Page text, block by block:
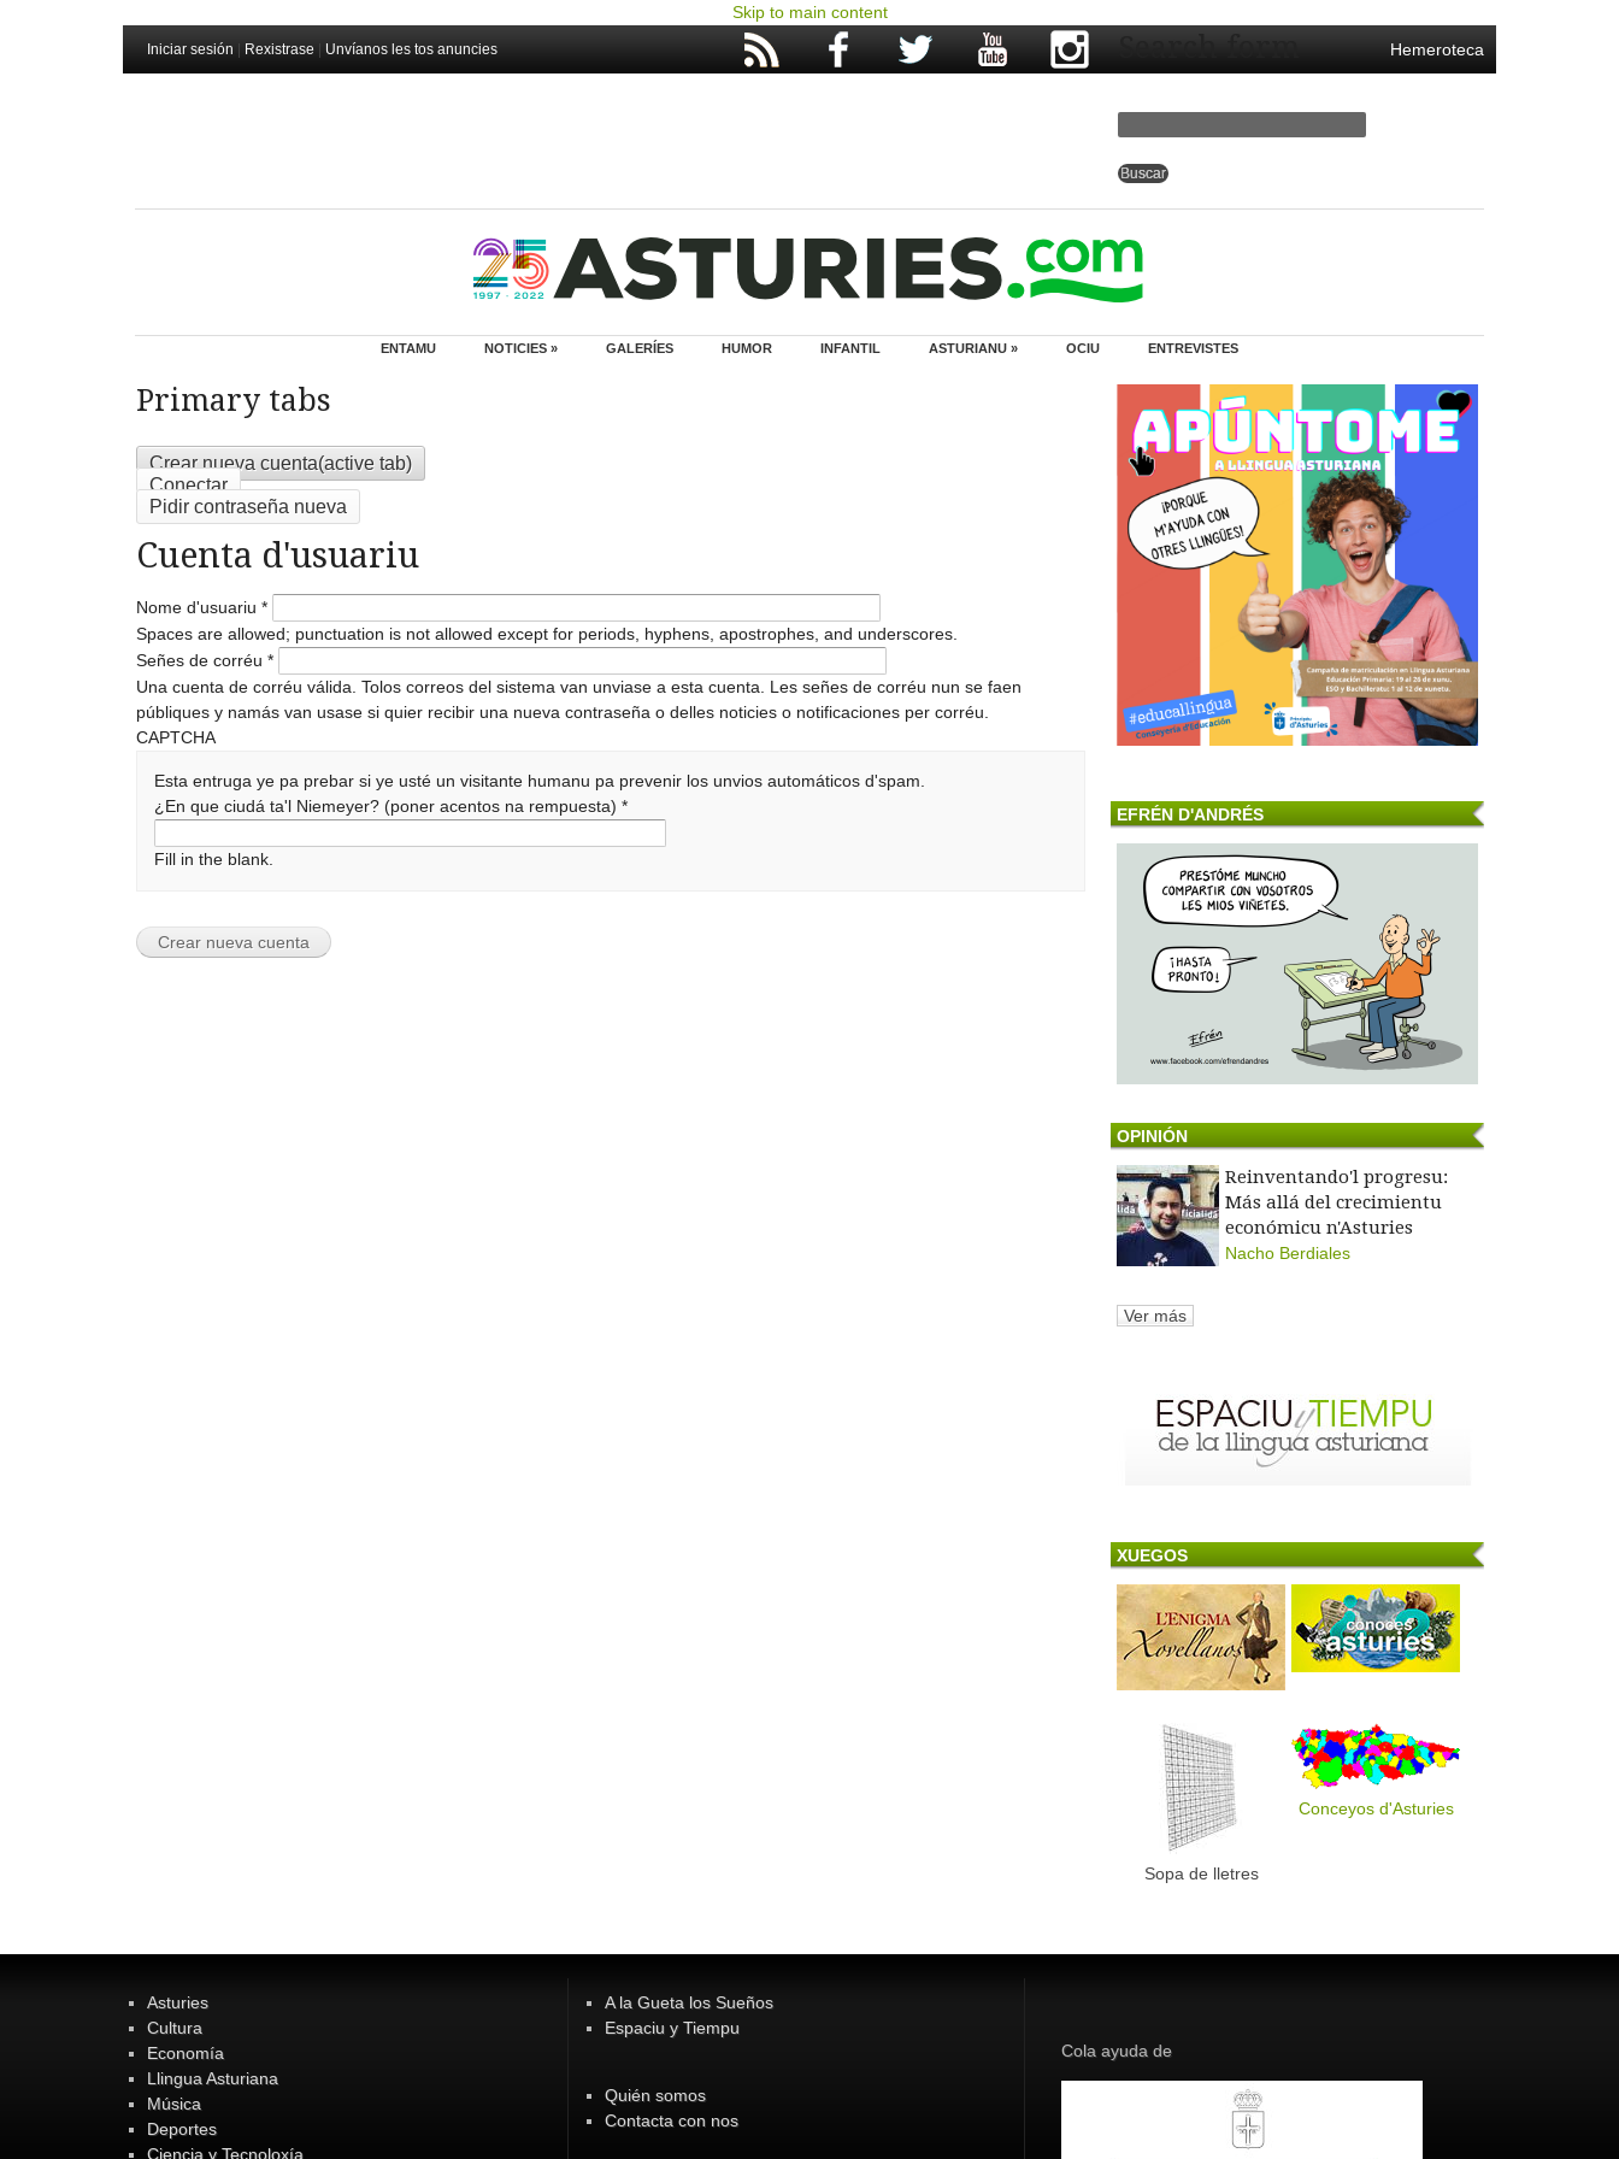
Skip to main content
Iniciar sesión Rexistrase Unvíanos les tos anuncies Hemeroteca
Search form
ENTAMU NOTICIES » GALERÍES HUMOR INFANTIL ASTURIANU » OCIU ENTREVISTES
Primary tabs
Crear nueva cuenta(active tab)
Conectar
Pidir contraseña nueva
Cuenta d'usuariu
Nome d'usuariu *
Spaces are allowed; punctuation is not allowed except for periods, hyphens, apostrophes, and underscores.
Señes de corréu *
Una cuenta de corréu válida. Tolos correos del sistema van unviase a esta cuenta. Les señes de corréu nun se faen
públiques y namás van usase si quier recibir una nueva contraseña o delles noticies o notificaciones per corréu.
CAPTCHA
Esta entruga ye pa prebar si ye usté un visitante humanu pa prevenir los unvios automáticos d'spam.
¿En que ciudá ta'l Niemeyer? (poner acentos na rempuesta)*
Fill in the blank.
EFRÉN D'ANDRÉS
OPINIÓN
Reinventando'l progresu:
Más allá del crecimientu
económicu n'Asturies
Nacho Berdiales
Ver más
XUEGOS
Sopa de lletres
Conceyos d'Asturies
Asturies
Cultura
Economía
Llingua Asturiana
Música
Deportes
Ciencia y Tecnoloxía
A la Gueta los Sueños
Espaciu y Tiempu
Quién somos
Contacta con nos
Cola ayuda de